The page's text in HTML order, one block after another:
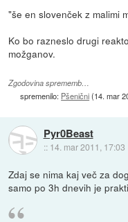
"še en slovenček z malimi
Ko bo razneslo drugi
možganov.
Zgodovina sprememb…
spremenilo: Pšenični(14. mar
Pyr0Beast
:: 14. mar 2011, 17:03
Zdaj se nima kaj več za
samo po 3h dnevih je